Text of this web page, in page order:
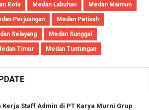
Kota Medan Labuhan Medan Maimun
Perjuangan Medan Petisah
Selayang Medan Sunggal
Timur Medan Tuntungan
Kerja Staff Admin di PT Karya Murni Grup